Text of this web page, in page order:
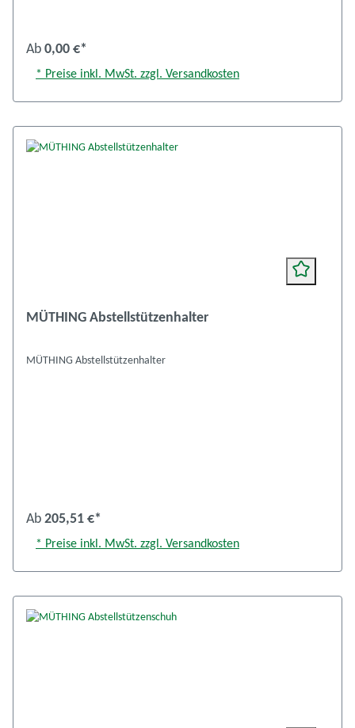
Ab 0,00 €*
* Preise inkl. MwSt. zzgl. Versandkosten
MÜTHING Abstellstützenhalter
MÜTHING Abstellstützenhalter
Ab 205,51 €*
* Preise inkl. MwSt. zzgl. Versandkosten